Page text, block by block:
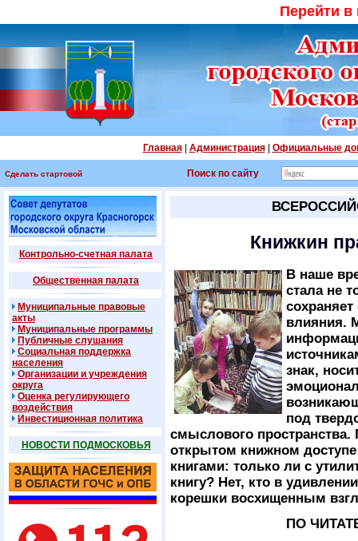
Перейти
Главная| Администрация| Официальные
Сделать стартовой Поиск по сайту
Контрольно-счетная палата
Общественная палата
Муниципальные правовые
акты
Муниципальные программы
Публичные слушания
Социальная поддержка
населения
Организации и учреждения
округа
Оценка регулирующего
воздействия
Инвестиционная политика
НОВОСТИ ПОДМОСКОВЬЯ
Книжкин
В наше
стала не
влияния.
знак,
под
смыслового
открытом книжном
книгами: только ли с
книгу? Нет, кто в
корешки восхищенным
ПО